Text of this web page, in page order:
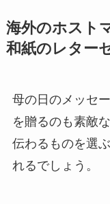
海外のホスト
和紙のレター
母の日のメッセ
を贈るのも素敵
伝わるものを選
れるでしょう。